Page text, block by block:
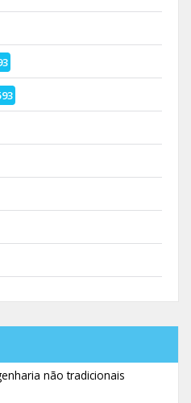
não tradicionais